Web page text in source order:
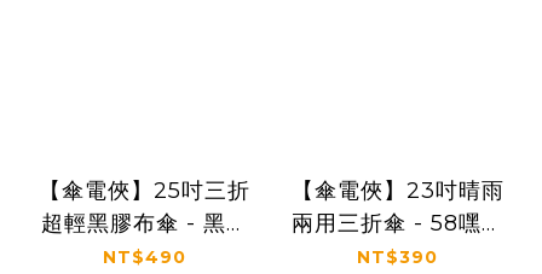
【傘電俠】25吋三折
超輕黑膠布傘 - 黑到
大哥 01-650024
NT$490
【傘電俠】23吋晴雨
兩用三折傘 - 58嘿嘿
01-580013
NT$390